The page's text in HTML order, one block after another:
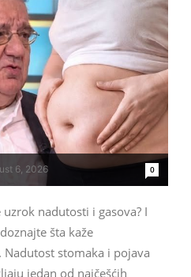
6, 2026 0
uzrok nadutosti i gasova? I
šta kaže
Nadutost stomaka i pojava
jedan od najčešćih